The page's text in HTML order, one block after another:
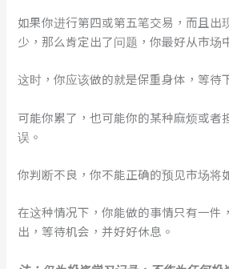
如果你进行第四或第五笔交易，而且出
少，那么肯定出了问题，你最好从市场
这时，你应该做的就是保重身体，等待
可能你累了，也可能你的某种麻烦或者
误。
你判断不良，你不能正确的预见市场将
在这种情况下，你能做的事情只有一件
出，等待机会，并好好休息。